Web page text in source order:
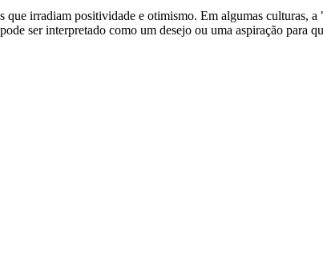
que irradiam positividade e otimismo. Em algumas culturas,
ser interpretado como um desejo ou uma aspiração para